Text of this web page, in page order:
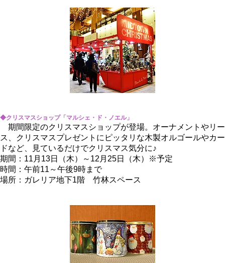
◆クリスマスショップ「マルシェ・ド・ノエル」
期間限定のクリスマスショップが登場。オーナメントやリー
ス、クリスマスプレゼントにピッタリな木製オルゴールやカー
ドなど、見ているだけでクリスマス気分に♪
期間：11月13日（木）～12月25日（木）※予定
時間：午前11～午後9時まで
場所：ガレリア地下1階 竹林スペース